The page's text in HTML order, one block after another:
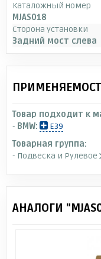
Каталожный номер
MJAS018
Сторона установки
Задний мост слева
Товар подходит к
- BMW:
E39
Товарная группа:
- Подвеска и Рулевое
АНАЛОГИ